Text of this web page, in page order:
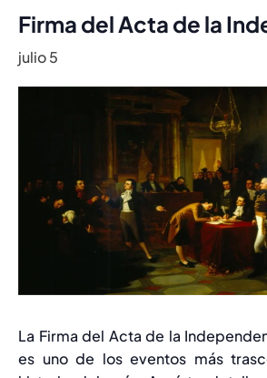
Firma del Acta de la
julio 5
La Firma del Acta de la
es uno de los eventos más